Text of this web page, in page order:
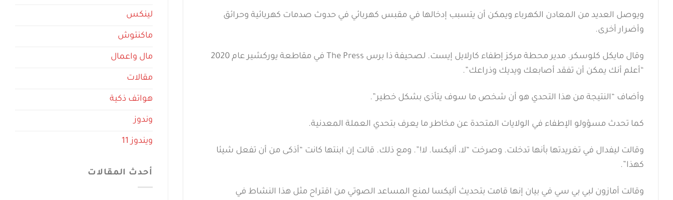
ويوصل العديد من المعادن الكهرباء ويمكن أن يتسبب إدخالها في مقبس كهربائي في حدوث صدمات كهربائية وحرائق
وأضرار أخرى.
وقال مايكل كلوسكر. مدير محطة مركز إطفاء كارلايل إيست. لصحيفة ذا برس The Press في مقاطعة يوركشير عام 2020
“أعلم أنك يمكن أن تفقد أصابعك ويديك وذراعك”.
وأضاف “النتيجة من هذا التحدي هو أن شخص ما سوف يتأذى بشكل خطير”.
كما تحدث مسؤولو الإطفاء في الولايات المتحدة عن مخاطر ما يعرف بتحدي العملة المعدنية.
وقالت ليفدال في تغريدتها بأنها تدخلت. وصرخت “لا، أليكسا. لا!”. ومع ذلك. قالت إن ابنتها كانت “أذكى من أن تفعل شيئا
كهذا”.
وقالت أمازون لبي بي سي في بيان إنها قامت بتحديث أليكسا لمنع المساعد الصوتي من اقتراح مثل هذا النشاط في
لينكس
ماكنتوش
مال واعمال
مقالات
هواتف ذكية
وندوز
ويندوز 11
أحدث المقالات